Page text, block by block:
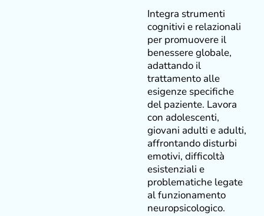
Integra strumenti
cognitivi e relazionali
per promuovere il
benessere globale,
adattando il
trattamento alle
esigenze specifiche
del paziente. Lavora
con adolescenti,
giovani adulti e adulti,
affrontando disturbi
emotivi, difficoltà
esistenziali e
problematiche legate
al funzionamento
neuropsicologico.